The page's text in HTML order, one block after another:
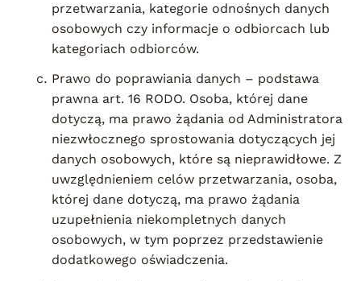
przetwarzania, kategorie odnośnych danych
osobowych czy informacje o odbiorcach lub
kategoriach odbiorców.
Prawo do poprawiania danych – podstawa
prawna art. 16 RODO. Osoba, której dane
dotyczą, ma prawo żądania od Administratora
niezwłocznego sprostowania dotyczących jej
danych osobowych, które są nieprawidłowe. Z
uwzględnieniem celów przetwarzania, osoba,
której dane dotyczą, ma prawo żądania
uzupełnienia niekompletnych danych
osobowych, w tym poprzez przedstawienie
dodatkowego oświadczenia.